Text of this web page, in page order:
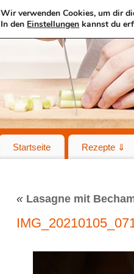
Startseite Rezepte ⇓
« Lasagne mit
Wir verwenden Cookies, um dir
In den Einstellungen kannst du